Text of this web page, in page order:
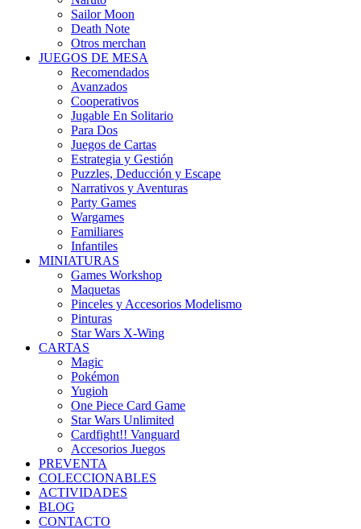
Sailor Moon
Death Note
Otros merchan
JUEGOS DE MESA
Recomendados
Avanzados
Cooperativos
Jugable En Solitario
Para Dos
Juegos de Cartas
Estrategia y Gestión
Puzzles, Deducción y Escape
Narrativos y Aventuras
Party Games
Wargames
Familiares
Infantiles
MINIATURAS
Games Workshop
Maquetas
Pinceles y Accesorios Modelismo
Pinturas
Star Wars X-Wing
CARTAS
Magic
Pokémon
Yugioh
One Piece Card Game
Star Wars Unlimited
Cardfight!! Vanguard
Accesorios Juegos
PREVENTA
COLECCIONABLES
ACTIVIDADES
BLOG
CONTACTO